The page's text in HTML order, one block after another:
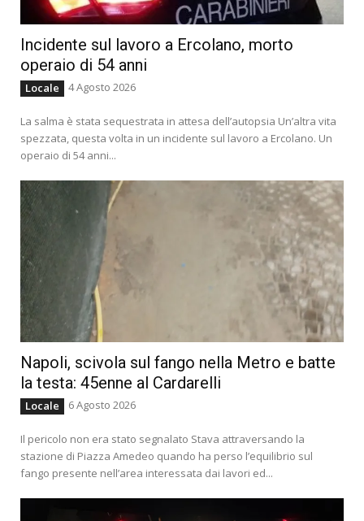
Incidente sul lavoro a Ercolano, morto
operaio di 54 anni
Locale 4 Agosto 2026
La salma è stata sequestrata in attesa dell’autopsia Un’altra vita
spezzata, questa volta in un incidente sul lavoro a Ercolano. Un
operaio di 54 anni...
Napoli, scivola sul fango nella Metro e batte
la testa: 45enne al Cardarelli
Locale 6 Agosto 2026
Il pericolo non era stato segnalato Stava attraversando la
stazione di Piazza Amedeo quando ha perso l’equilibrio sul
fango presente nell’area interessata dai lavori ed...